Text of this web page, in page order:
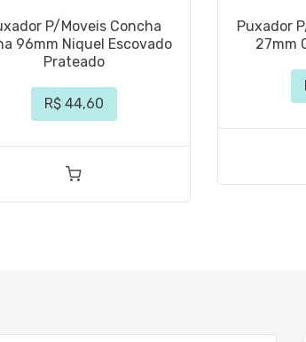
P/Moveis Concha
96mm Niquel Escovado
Prateado
R$ 44,60
Puxador
27mm